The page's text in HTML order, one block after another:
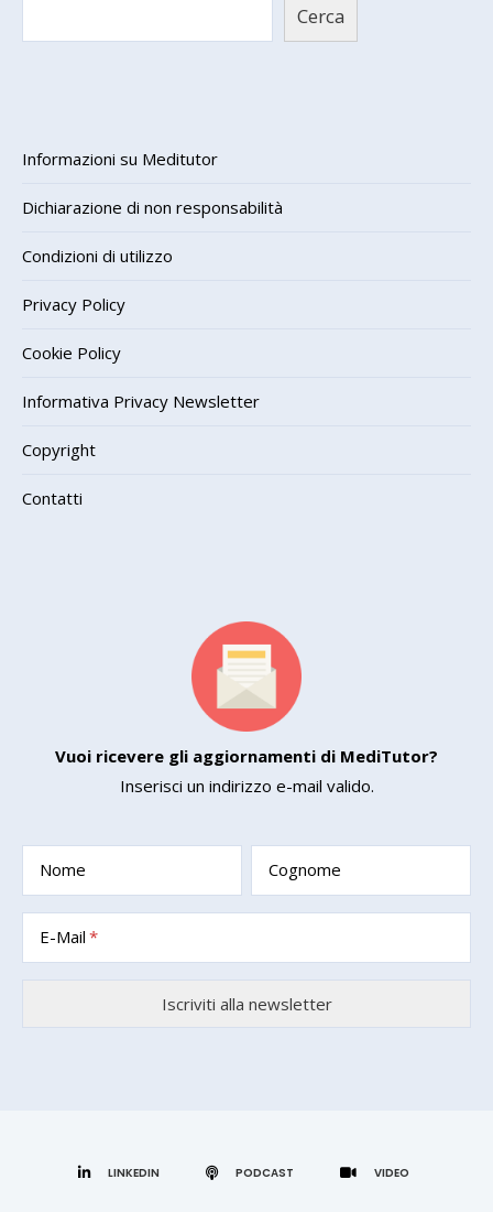
Cerca
Informazioni su Meditutor
Dichiarazione di non responsabilità
Condizioni di utilizzo
Privacy Policy
Cookie Policy
Informativa Privacy Newsletter
Copyright
Contatti
Vuoi ricevere gli aggiornamenti di MediTutor?
Inserisci un indirizzo e-mail valido.
Nome Cognome
E-Mail
LINKEDIN